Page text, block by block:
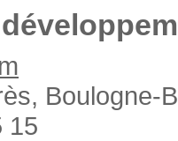
Boulogne-
15